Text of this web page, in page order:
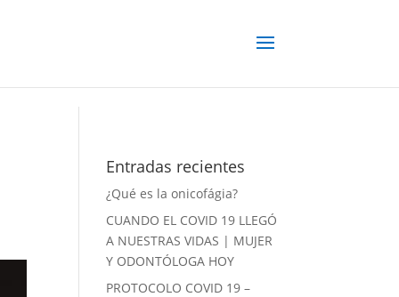
Entradas recientes
¿Qué es la onicofágia?
CUANDO EL COVID 19 LLEGÓ
A NUESTRAS VIDAS | MUJER
Y ODONTÓLOGA HOY
PROTOCOLO COVID 19 –